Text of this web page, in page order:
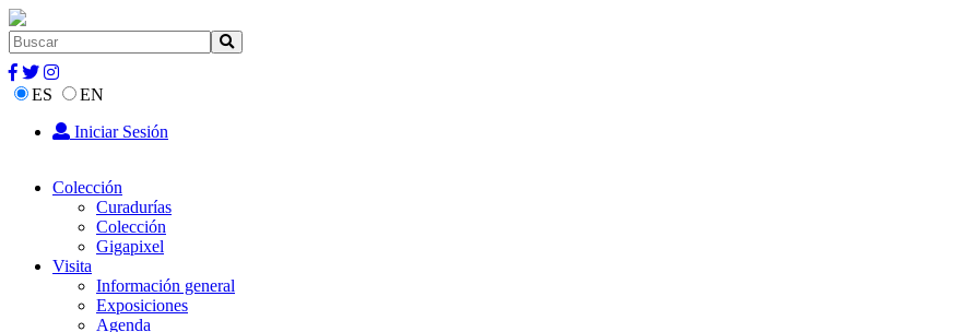
ES
EN
Iniciar Sesión
Colección
Curadurías
Colección
Gigapixel
Visita
Información general
Exposiciones
Agenda